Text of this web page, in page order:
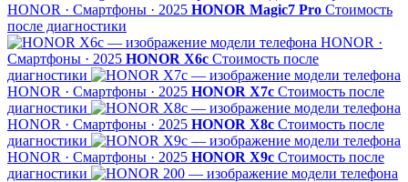
HONOR · Смартфоны · 2025 HONOR Magic7 Pro Стоимость
после диагностики
HONOR ·
Смартфоны · 2025 HONOR X6c Стоимость после
диагностики
HONOR · Смартфоны · 2025 HONOR X7c Стоимость после
диагностики
HONOR · Смартфоны · 2025 HONOR X8c Стоимость после
диагностики
HONOR · Смартфоны · 2025 HONOR X9c Стоимость после
диагностики